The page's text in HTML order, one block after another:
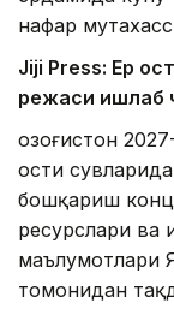
нафар
Jiji Press: Ер
режаси ишлаб
Қозоғистон
ости
бошқариш
ресурслари ва
маълумотлари
томонидан